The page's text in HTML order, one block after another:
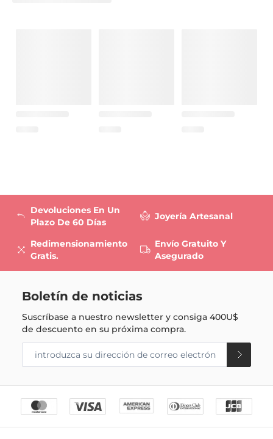
Devoluciones En Un
Plazo De 60 Días
Redimensionamiento
Gratis.
Joyería Artesanal
Envío Gratuito Y
Asegurado
Boletín de noticias
Suscríbase a nuestro newsletter y consiga400U$
de descuento en su próxima compra.